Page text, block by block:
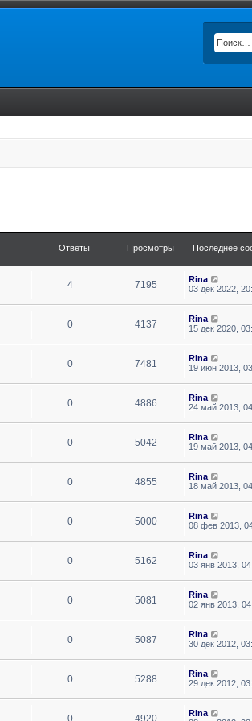
Ответы Просмотры Последнее
4 7195
Rina
03 дек 2022,
0 4137
Rina
15 дек 2020,
0 7481
Rina
19 июн 2013,
0 4886
Rina
24 май 2013,
0 5042
Rina
19 май 2013,
0 4855
Rina
18 май 2013,
0 5000
Rina
08 фев 2013,
0 5162
Rina
03 янв 2013,
0 5081
Rina
02 янв 2013,
0 5087
Rina
30 дек 2012,
0 5288
Rina
29 дек 2012,
0 4920
Rina